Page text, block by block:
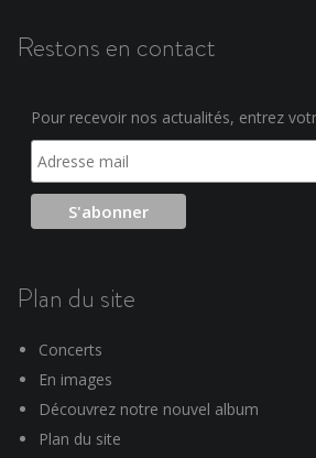
Restons en contact
Pour recevoir nos actualités, entrez
Plan du site
Concerts
En images
Découvrez notre nouvel album
Plan du site